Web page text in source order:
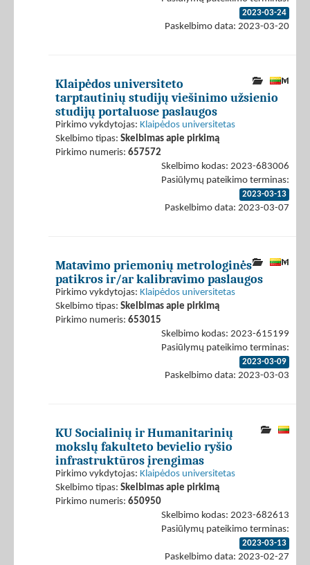
2023-03-24
Paskelbimo data: 2023-03-20
Klaipėdos universiteto
tarptautinių studijų viešinimo užsienio
studijų portaluose paslaugos
Pirkimo vykdytojas: Klaipėdos universitetas
Skelbimo tipas: Skelbimas apie pirkimą
Pirkimo numeris: 657572
Skelbimo kodas: 2023-683006
Pasiūlymų pateikimo terminas:
2023-03-13
Paskelbimo data: 2023-03-07
Matavimo priemonių metrologinės
patikros ir/ar kalibravimo paslaugos
Pirkimo vykdytojas: Klaipėdos universitetas
Skelbimo tipas: Skelbimas apie pirkimą
Pirkimo numeris: 653015
Skelbimo kodas: 2023-615199
Pasiūlymų pateikimo terminas:
2023-03-09
Paskelbimo data: 2023-03-03
KU Socialinių ir Humanitarinių
mokslų fakulteto bevielio ryšio
infrastruktūros įrengimas
Pirkimo vykdytojas: Klaipėdos universitetas
Skelbimo tipas: Skelbimas apie pirkimą
Pirkimo numeris: 650950
Skelbimo kodas: 2023-682613
Pasiūlymų pateikimo terminas:
2023-03-13
Paskelbimo data: 2023-02-27